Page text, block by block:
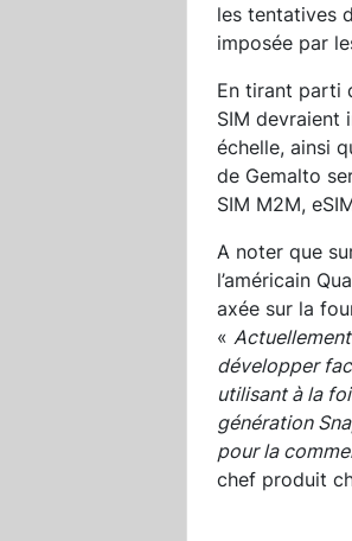
les tentatives
imposée par
En tirant parti
SIM devraient
échelle, ainsi
de Gemalto
SIM M2M,
A noter que
l’américain
axée sur la
«
développer
utilisant à la
génération
pour la
chef produit